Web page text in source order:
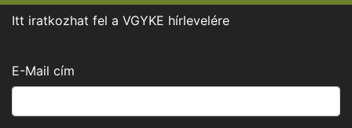
Itt iratkozhat fel a VGYKE hírlevelére
E-Mail cím